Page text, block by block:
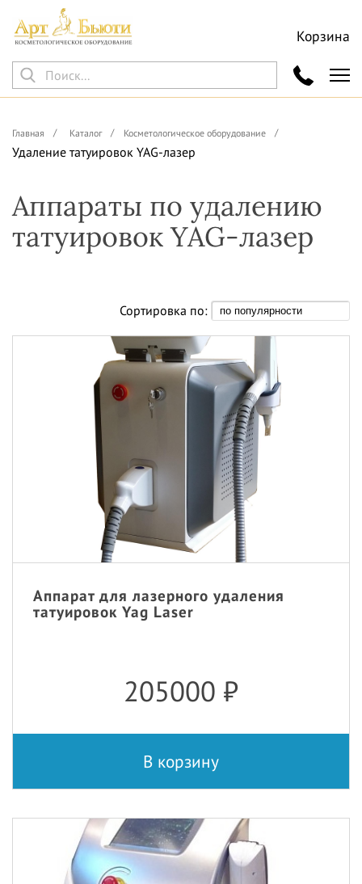
Корзина
Главная Каталог Косметологическое оборудование
Удаление татуировок YAG-лазер
Аппараты по удалению
татуировок YAG-лазер
Сортировка по:
Аппарат для лазерного удаления
татуировок Yag Laser
205000 ₽
В корзину